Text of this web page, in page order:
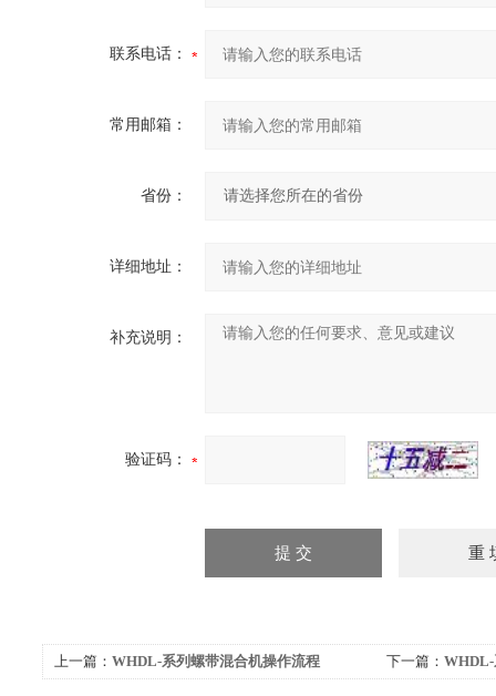
联系电话：
常用邮箱：
省份：
详细地址：
补充说明：
验证码：
上一篇： WHDL-系列螺带混合机操作流程 下一篇： WHDL-